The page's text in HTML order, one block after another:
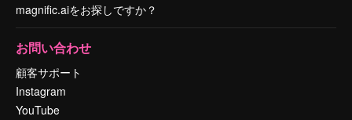
magnific.aiをお探しですか？
お問い合わせ
顧客サポート
Instagram
YouTube